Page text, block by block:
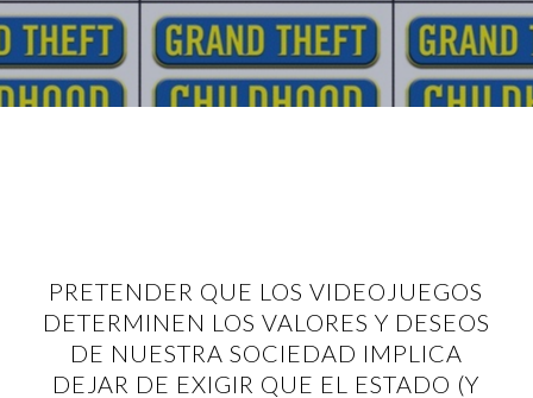
PRETENDER QUE LOS VIDEOJUEGOS
DETERMINEN LOS VALORES Y DESEOS
DE NUESTRA SOCIEDAD IMPLICA
DEJAR DE EXIGIR QUE EL ESTADO (Y